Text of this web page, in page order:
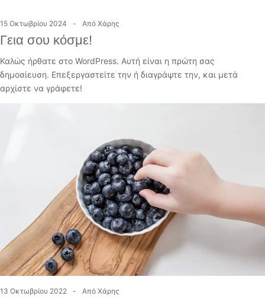
15 Οκτωβρίου 2024 Από Χάρης
Γεια σου κόσμε!
Καλώς ήρθατε στο WordPress. Αυτή είναι η πρώτη σας
δημοσίευση. Επεξεργαστείτε την ή διαγράψτε την, και μετά
αρχίστε να γράφετε!
13 Οκτωβρίου 2022 Από Χάρης